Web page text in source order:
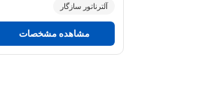
آلترناتور سازگار
مشاهده مشخصات